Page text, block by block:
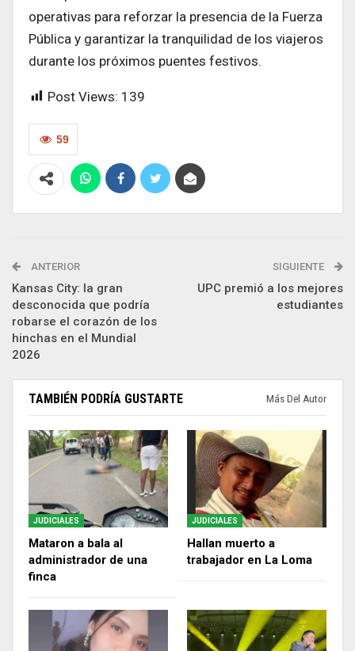
operativas para reforzar la presencia de la Fuerza
Pública y garantizar la tranquilidad de los viajeros
durante los próximos puentes festivos.
Post Views: 139
59
ANTERIOR
Kansas City: la gran
desconocida que podría
robarse el corazón de los
hinchas en el Mundial
2026
SIGUIENTE
UPC premió a los mejores
estudiantes
TAMBIÉN PODRÍA GUSTARTE Más Del Autor
JUDICIALES
Mataron a bala al
administrador de una
finca
JUDICIALES
Hallan muerto a
trabajador en La Loma